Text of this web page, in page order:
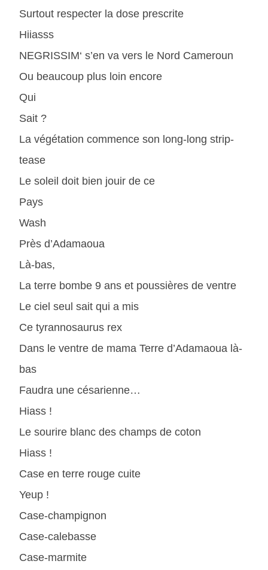
Surtout respecter la dose prescrite
Hiiasss
NEGRISSIM‘ s’en va vers le Nord Cameroun
Ou beaucoup plus loin encore
Qui
Sait ?
La végétation commence son long-long strip-
tease
Le soleil doit bien jouir de ce
Pays
Wash
Près d’Adamaoua
Là-bas,
La terre bombe 9 ans et poussières de ventre
Le ciel seul sait qui a mis
Ce tyrannosaurus rex
Dans le ventre de mama Terre d’Adamaoua là-
bas
Faudra une césarienne…
Hiass !
Le sourire blanc des champs de coton
Hiass !
Case en terre rouge cuite
Yeup !
Case-champignon
Case-calebasse
Case-marmite